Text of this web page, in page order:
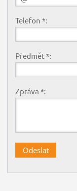
Telefon *:
Předmět *:
Zpráva *: